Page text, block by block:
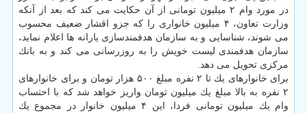
در مورد وام ۲ میلیون تومانی از آن حكایت می كند كه بعد از آنكه
وزارت تعاون، ۴ میلیون خانواری را كه جزو اقشار ضعیف محسوب
می شوند، شناسایی و به سازمان هدفمندسازی یارانه ها اعلام نماید،
سازمان هدفمندی لیست خویش را به روزرسانی می كند و به بانك
مركزی تحویل می دهد.
برای خانوارهای یك تا ۲ نفره مبلغ ۵۰۰ هزار تومان و برای خانوارهای
۲ نفره به بالا مبلغ یك میلیون تومان واریز خواهد شد كه با احتساب
وام یك میلیون تومانی فردا، این ۴ میلیون خانوار در مجموع یك